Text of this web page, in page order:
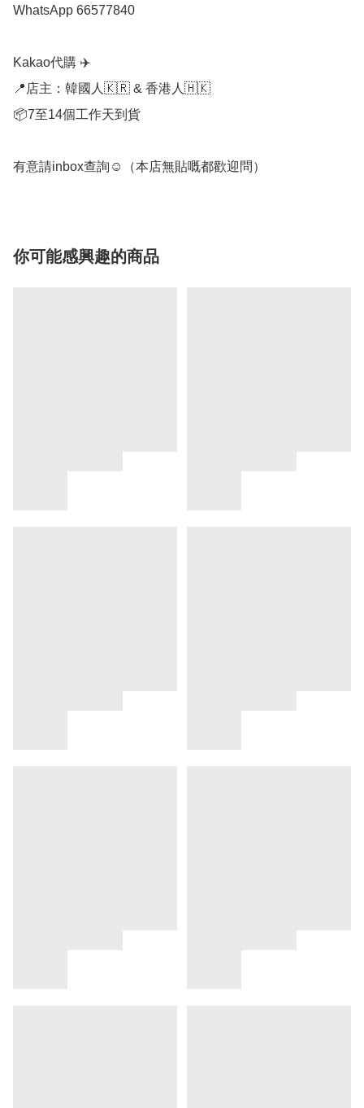
WhatsApp 66577840
Kakao代購 ✈️
📍店主：韓國人🇰🇷 & 香港人🇭🇰
📦7至14個工作天到貨
有意請inbox查詢☺️（本店無貼嘅都歡迎問）
你可能感興趣的商品